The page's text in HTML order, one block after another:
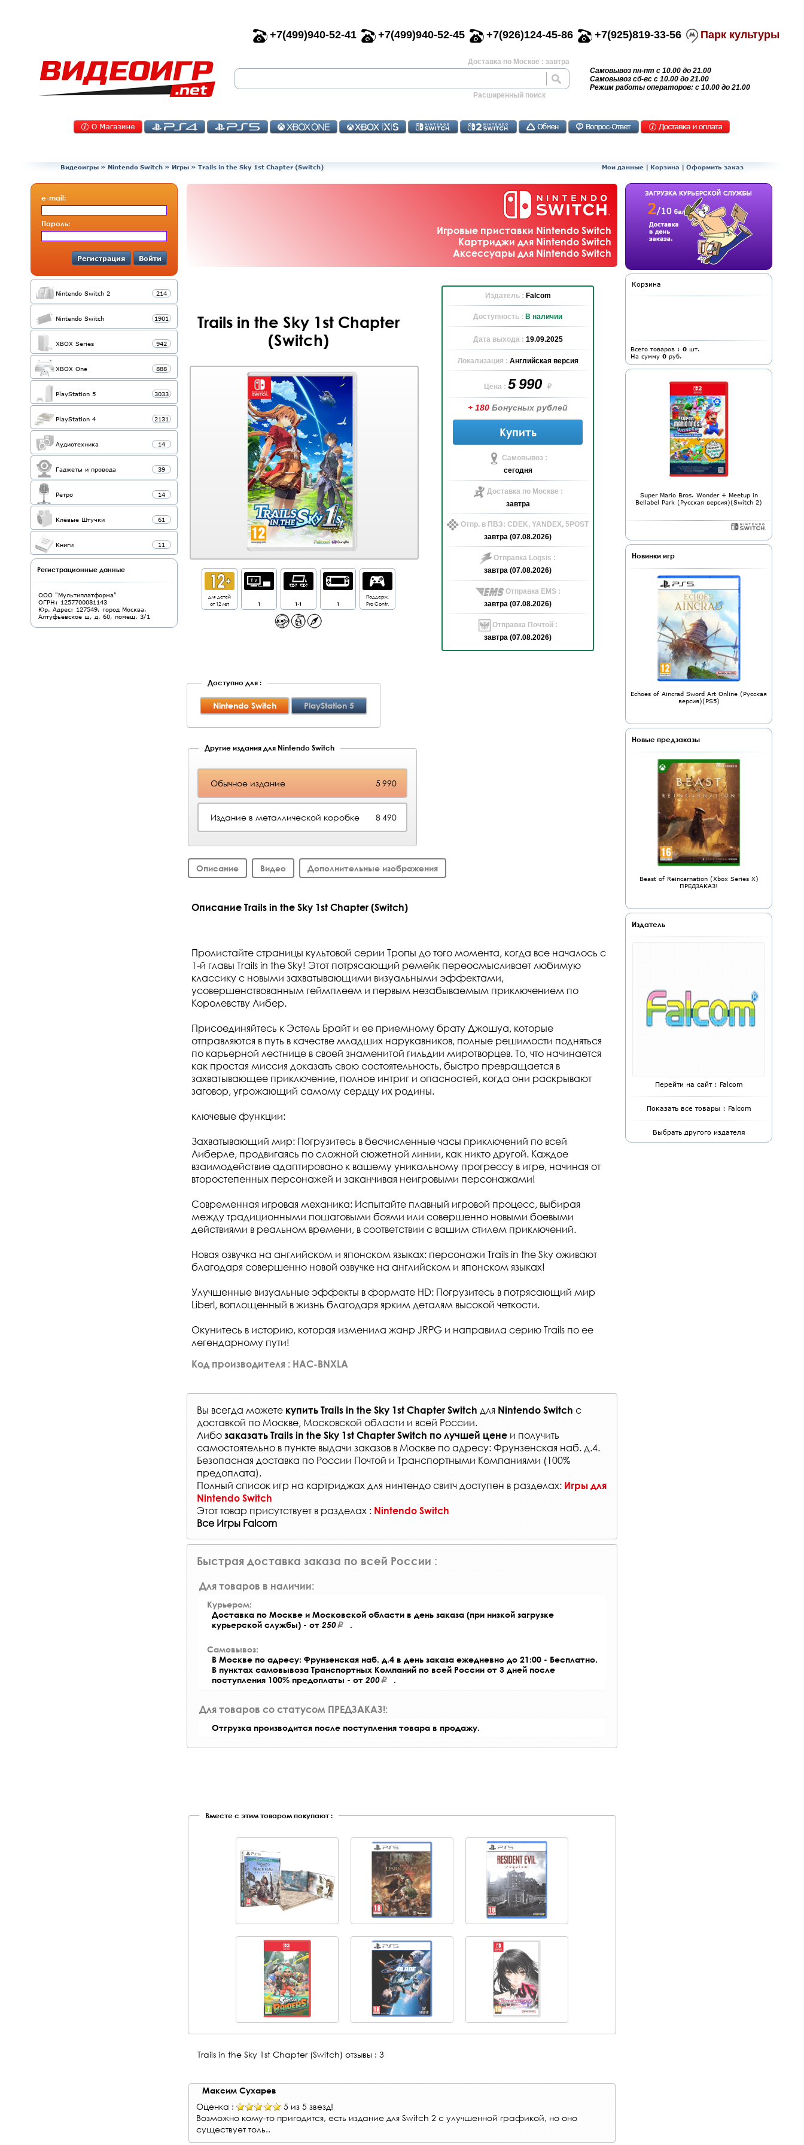
+7(499)940-52-41 +7(499)940-52-45 +7(926)124-45-86 +7(925)819-33-56 Парк культуры
Доставка по Москве : завтра
Расширенный поиск
Самовывоз пн-пт с 10.00 до 21.00
Самовывоз сб-вс с 10.00 до 21.00
Режим работы операторов: с 10.00 до 21.00
Видеоигры » Nintendo Switch » Игры » Trails in the Sky 1st Chapter (Switch) Мои данные | Корзина | Оформить заказ
e-mail:
Пароль:
Регистрация Войти
Nintendo Switch 2 214
Nintendo Switch 1901
XBOX Series 942
XBOX One 888
PlayStation 5 3033
PlayStation 4 2131
Аудиотехника 14
Гаджеты и провода 39
Ретро 14
Клёвые Штучки 61
Книги 11
Регистрационные данные
ООО "Мультиплатформа"
ОГРН: 1257700081143
Юр. Адрес: 127549, город Москва,
Алтуфьевское ш, д. 60, помещ. 3/1
Игровые приставки Nintendo Switch
Картриджи для Nintendo Switch
Аксессуары для Nintendo Switch
Trails in the Sky 1st Chapter
(Switch)
для детей
от 12 лет
1 1-1 1
Поддерж.
Pro Contr.
Издатель : Falcom
Доступность : В наличии
Дата выхода : 19.09.2025
Локализация : Английская версия
Цена : 5 990 ₽
+ 180 Бонусных рублей
Купить
Самовывоз :
сегодня
Доставка по Москве :
завтра
Отпр. в ПВЗ: CDEK, YANDEX, 5POST
завтра (07.08.2026)
Отправка Logsis :
завтра (07.08.2026)
Отправка EMS :
завтра (07.08.2026)
Отправка Почтой :
завтра (07.08.2026)
Доступно для :
Nintendo Switch PlayStation 5
Другие издания для Nintendo Switch
Обычное издание 5 990
Издание в металлической коробке 8 490
Описание Видео Дополнительные изображения
Описание Trails in the Sky 1st Chapter (Switch)
Пролистайте страницы культовой серии Тропы до того момента, когда все началось с
1-й главы Trails in the Sky! Этот потрясающий ремейк переосмысливает любимую
классику с новыми захватывающими визуальными эффектами,
усовершенствованным геймплеем и первым незабываемым приключением по
Королевству Либер.
Присоединяйтесь к Эстель Брайт и ее приемному брату Джошуа, которые
отправляются в путь в качестве младших нарукавников, полные решимости подняться
по карьерной лестнице в своей знаменитой гильдии миротворцев. То, что начинается
как простая миссия доказать свою состоятельность, быстро превращается в
захватывающее приключение, полное интриг и опасностей, когда они раскрывают
заговор, угрожающий самому сердцу их родины.
ключевые функции:
Захватывающий мир: Погрузитесь в бесчисленные часы приключений по всей
Либерле, продвигаясь по сложной сюжетной линии, как никто другой. Каждое
взаимодействие адаптировано к вашему уникальному прогрессу в игре, начиная от
второстепенных персонажей и заканчивая неигровыми персонажами!
Современная игровая механика: Испытайте плавный игровой процесс, выбирая
между традиционными пошаговыми боями или совершенно новыми боевыми
действиями в реальном времени, в соответствии с вашим стилем приключений.
Новая озвучка на английском и японском языках: персонажи Trails in the Sky оживают
благодаря совершенно новой озвучке на английском и японском языках!
Улучшенные визуальные эффекты в формате HD: Погрузитесь в потрясающий мир
Liberl, воплощенный в жизнь благодаря ярким деталям высокой четкости.
Окунитесь в историю, которая изменила жанр JRPG и направила серию Trails по ее
легендарному пути!
Код производителя : HAC-BNXLA
Вы всегда можете купить Trails in the Sky 1st Chapter Switch для Nintendo Switch с
доставкой по Москве, Московской области и всей России.
Либо заказать Trails in the Sky 1st Chapter Switch по лучшей цене и получить
самостоятельно в пункте выдачи заказов в Москве по адресу: Фрунзенская наб. д.4.
Безопасная доставка по России Почтой и Транспортными Компаниями (100%
предоплата).
Полный список игр на картриджах для нинтендо свитч доступен в разделах: Игры для
Nintendo Switch
Этот товар присутствует в разделах : Nintendo Switch
Все Игры Falcom
Быстрая доставка заказа по всей России :
Для товаров в наличии:
Курьером:
Доставка по Москве и Московской области в день заказа (при низкой загрузке
курьерской службы) - от 250 .
Самовывоз:
В Москве по адресу: Фрунзенская наб. д.4 в день заказа ежедневно до 21:00 - Бесплатно.
В пунктах самовывоза Транспортных Компаний по всей России от 3 дней после
поступления 100% предоплаты - от 200 .
Для товаров со статусом ПРЕДЗАКАЗ!:
Отгрузка производится после поступления товара в продажу.
Вместе с этим товаром покупают :
Trails in the Sky 1st Chapter (Switch) отзывы : 3
Максим Сухарев
Оценка :
5 из 5 звезд!
Возможно кому-то пригодится, есть издание для Switch 2 с улучшенной графикой, но оно
существует толь..
Корзина
Всего товаров : 0 шт.
На сумму 0 руб.
Super Mario Bros. Wonder + Meetup in
Bellabel Park (Русская версия)(Switch 2)
Новинки игр
Echoes of Aincrad Sword Art Online (Русская
версия)(PS5)
Новые предзаказы
Beast of Reincarnation (Xbox Series X)
ПРЕДЗАКАЗ!
Издатель
Перейти на сайт : Falcom
Показать все товары : Falcom
Выбрать другого издателя